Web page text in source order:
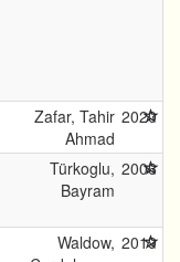
Zafar, Tahir
Ahmad
2020
Türkoglu,
Bayram
2006
Waldow, 2019